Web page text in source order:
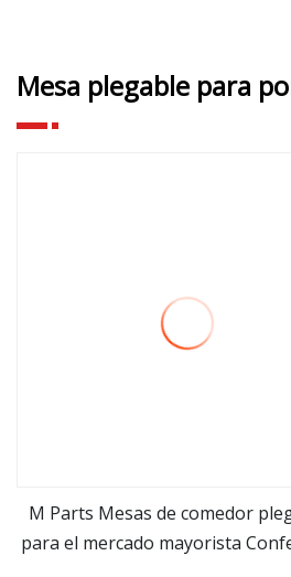
Mesa plegable para
ver más
M Parts Mesas de comedor
para el mercado mayorista